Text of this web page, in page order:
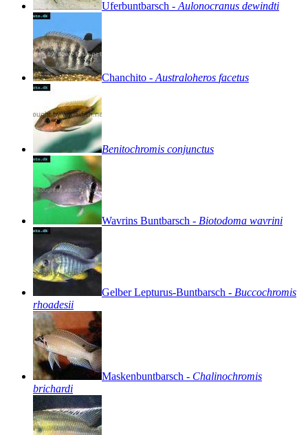
Uferbuntbarsch - Aulonocranus dewindti
Chanchito - Australoheros facetus
Benitochromis conjunctus
Wavrins Buntbarsch - Biotodoma wavrini
GelberLepturus-Buntbarsch - Buccochromis
rhoadesii
Maskenbuntbarsch - Chalinochromis
brichardi